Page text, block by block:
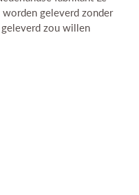
geleverd zonder
zou willen